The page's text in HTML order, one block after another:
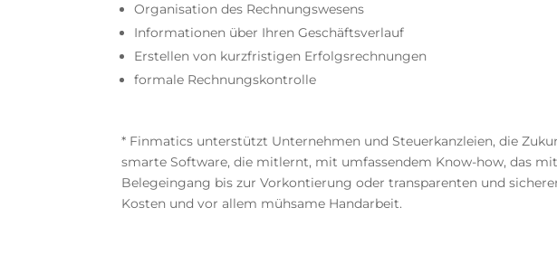
Organisation des Rechnungswesens
Informationen über Ihren Geschäftsverlauf
Erstellen von kurzfristigen Erfolgsrechnungen
formale Rechnungskontrolle
* Finmatics unterstützt Unternehmen und Steuerkanzleien, die
smarte Software, die mitlernt, mit umfassendem Know-how, das
Belegeingang bis zur Vorkontierung oder transparenten und
Kosten und vor allem mühsame Handarbeit.